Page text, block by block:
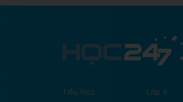
Tiểu Học Lớp 6